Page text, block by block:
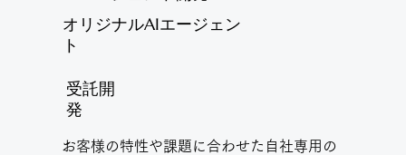
オリジナルAIエージェン
ト
受託開
発
お客様の特性や課題に合わせた自社専用の